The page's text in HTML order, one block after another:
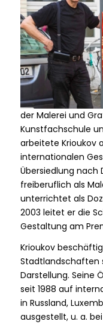
der Malerei und
Kunstfachschule
arbeitete Krioukov
internationalen
Übersiedlung nach
freiberuflich als
unterrichtet als
2003 leitet er die
Gestaltung am
Krioukov
Stadtlandschaften
Darstellung. Seine
seit 1988 auf
in Russland,
ausgestellt, u. a.